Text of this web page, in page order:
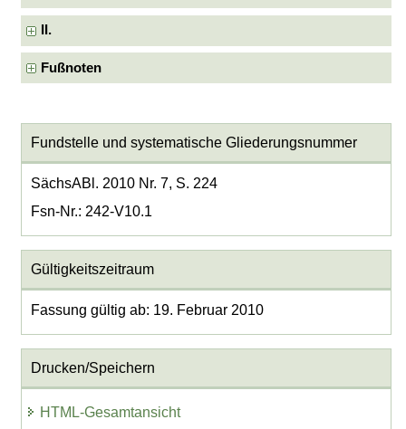
II.
Fußnoten
Fundstelle und systematische Gliederungsnummer
SächsABl. 2010 Nr. 7, S. 224
Fsn-Nr.: 242-V10.1
Gültigkeitszeitraum
Fassung gültig ab: 19. Februar 2010
Drucken/Speichern
HTML-Gesamtansicht